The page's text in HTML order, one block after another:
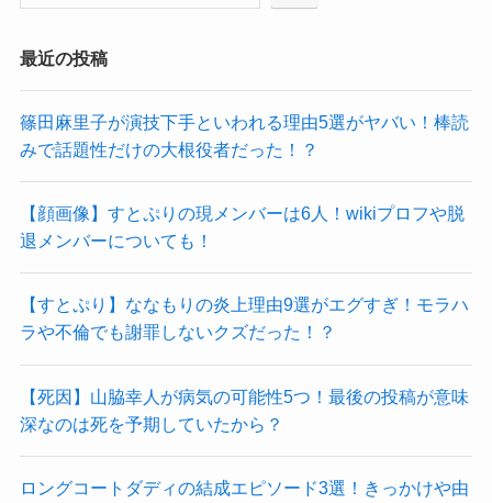
最近の投稿
篠田麻里子が演技下手といわれる理由5選がヤバい！棒読
みで話題性だけの大根役者だった！？
【顔画像】すとぷりの現メンバーは6人！wikiプロフや脱
退メンバーについても！
【すとぷり】ななもりの炎上理由9選がエグすぎ！モラハ
ラや不倫でも謝罪しないクズだった！？
【死因】山脇幸人が病気の可能性5つ！最後の投稿が意味
深なのは死を予期していたから？
ロングコートダディの結成エピソード3選！きっかけや由